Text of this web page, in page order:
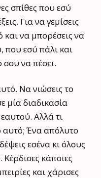
σπίθες που εσύ
Για να γεμίσεις
να μπορέσεις να
που εσύ πάλι και
να πέσει.
Να νιώσεις το
μία διαδικασία
Αλλά τι
αυτό; Ένα απόλυτο
εσένα κι όλους
κάποιες
και χάρισες